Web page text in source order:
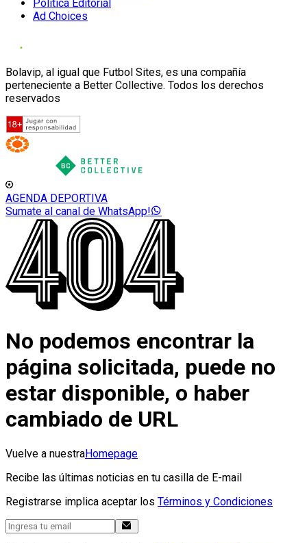
Política Editorial
Ad Choices
Bolavip, al igual que Futbol Sites, es una compañía
perteneciente a Better Collective. Todos los derechos
reservados
AGENDA DEPORTIVA
Sumate al canal de WhatsApp!
No podemos encontrar la
página solicitada, puede no
estar disponible, o haber
cambiado de URL
Vuelve a nuestraHomepage
Recibe las últimas noticias en tu casilla de E-mail
Registrarse implica aceptar los Términos y Condiciones